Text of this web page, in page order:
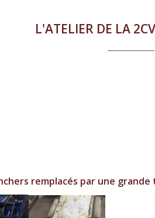
L'ATELIER DE LA
remplacés par une grande